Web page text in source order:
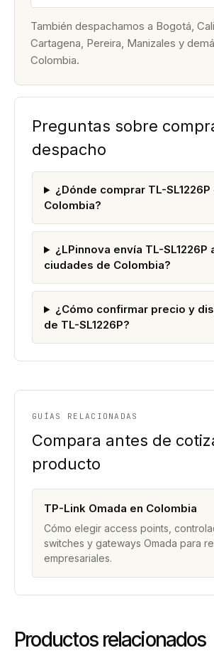
También despachamos a Bogotá,
Cartagena, Pereira, Manizales y
Colombia.
Preguntas sobre
despacho
¿Dónde comprar TL-SL1226P
Colombia?
¿LPinnova envía TL-SL1226P
ciudades de Colombia?
¿Cómo confirmar precio y
de TL-SL1226P?
GUÍAS RELACIONADAS
Compara antes de
producto
TP-Link Omada en Colombia
Cómo elegir access points,
switches y gateways Omada para
empresariales.
Productos relacionados